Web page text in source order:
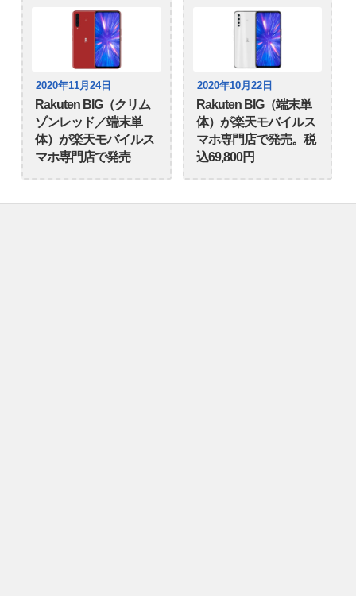
2020年11月24日
Rakuten BIG（クリム
ゾンレッド／端末単
体）が楽天モバイルス
マホ専門店で発売
2020年10月22日
Rakuten BIG（端末単
体）が楽天モバイルス
マホ専門店で発売。税
込69,800円